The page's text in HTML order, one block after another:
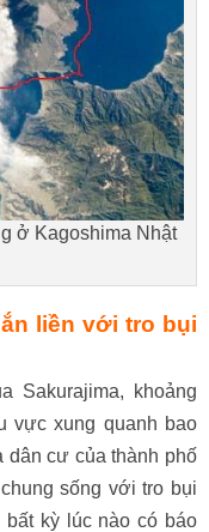
ở Kagoshima Nhật
liền với tro bụi
Sakurajima, khoảng
vực xung quanh bao
cư của thành phố
sống với tro bụi
kỳ lúc nào có báo